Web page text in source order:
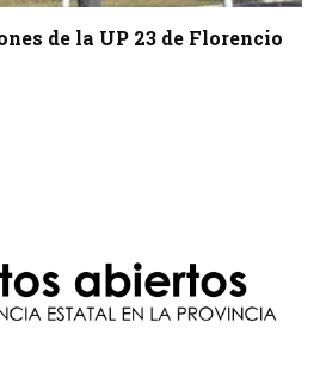
de la UP 23 de Florencio